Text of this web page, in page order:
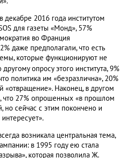
декабре 2016 года институтом
для газеты «Монд», 57%
во Франция
даже предполагали, что есть
которые функционируют не
другому опросу этого института, 9%
политика им «безразлична», 20%
«отвращение». Наконец, в другом
что 27% опрошенных «в прошлом
но сейчас с этим покончено и
возникала центральная тема,
в 1995 году ею стала
которая позволила Ж.